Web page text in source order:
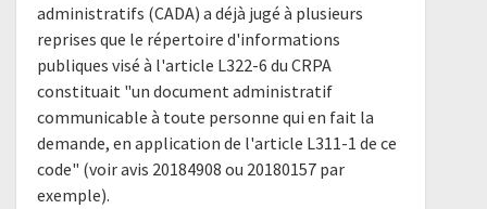
administratifs (CADA) a déjà jugé à plusieurs
reprises que le répertoire d'informations
publiques visé à l'article L322-6 du CRPA
constituait "un document administratif
communicable à toute personne qui en fait la
demande, en application de l'article L311-1 de ce
code" (voir avis 20184908 ou 20180157 par
exemple).